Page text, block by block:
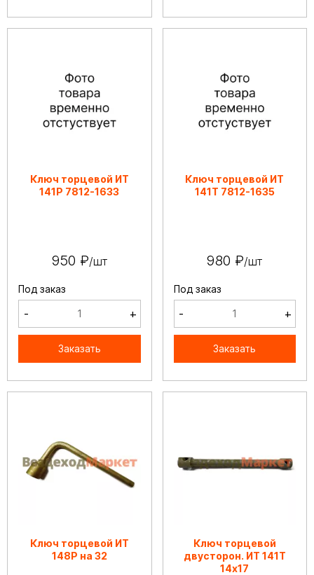
Ключ торцевой ИТ
141Р 7812-1633
950 ₽/шт
Под заказ
- +
Заказать
Ключ торцевой ИТ
141Т 7812-1635
980 ₽/шт
Под заказ
- +
Заказать
Ключ торцевой ИТ
148Р на 32
Ключ торцевой
двусторон. ИТ 141Т
14х17